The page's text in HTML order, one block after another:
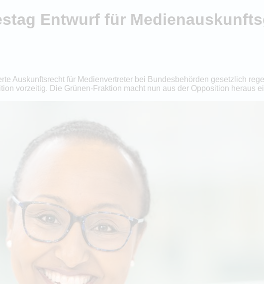
Entwurf für
Auskunftsrecht für Medienvertreter bei Bundesbehörden gesetzlich
vorzeitig. Die Grünen-Fraktion macht nun aus der Opposition heraus